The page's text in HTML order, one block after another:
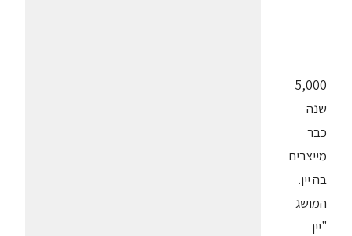
5,000
שנה
כבר
מייצרים
בה יין.
המושג
"יין